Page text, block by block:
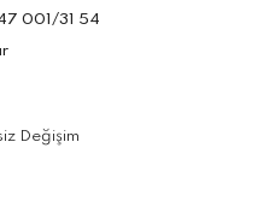
001/31 54
Değişim